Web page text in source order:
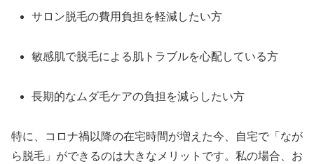
サロン脱毛の費用負担を軽減したい方
敏感肌で脱毛による肌トラブルを心配している方
長期的なムダ毛ケアの負担を減らしたい方
特に、コロナ禍以降の在宅時間が増えた今、自宅で「なが
ら脱毛」ができるのは大きなメリットです。私の場合、お